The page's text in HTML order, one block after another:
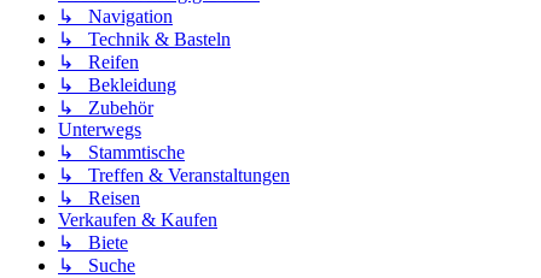
↳ Navigation
↳ Technik & Basteln
↳ Reifen
↳ Bekleidung
↳ Zubehör
Unterwegs
↳ Stammtische
↳ Treffen & Veranstaltungen
↳ Reisen
Verkaufen & Kaufen
↳ Biete
↳ Suche